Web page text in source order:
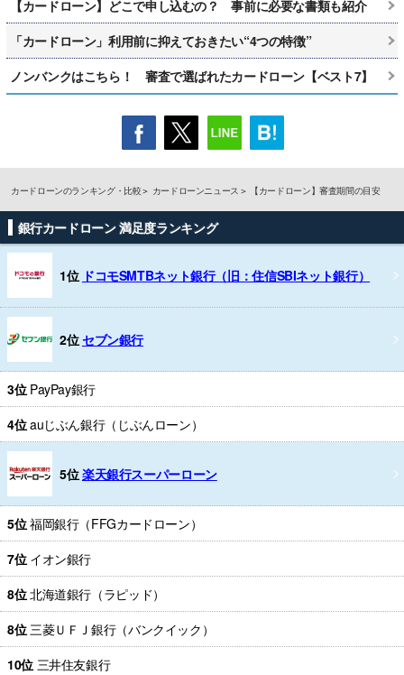
【カードローン】どこで申し込むの？ 事前に必要な書類も紹介
「カードローン」利用前に抑えておきたい“4つの特徴”
ノンバンクはこちら！ 審査で選ばれたカードローン【ベスト7】
カードローンのランキング・比較 カードローンニュース 【カードローン】審査期間の目安
銀行カードローン 満足度ランキング
1位 ドコモSMTBネット銀行（旧：住信SBIネット銀行）
2位セブン銀行
3位 PayPay銀行
4位auじぶん銀行（じぶんローン）
5位楽天銀行スーパーローン
5位福岡銀行（FFGカードローン）
7位 イオン銀行
8位北海道銀行（ラピッド）
8位 三菱ＵＦＪ銀行（バンクイック）
10位 三井住友銀行